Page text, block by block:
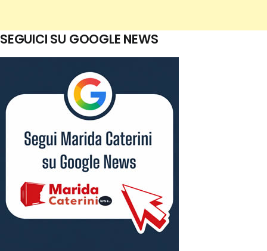
SEGUICI SU GOOGLE NEWS